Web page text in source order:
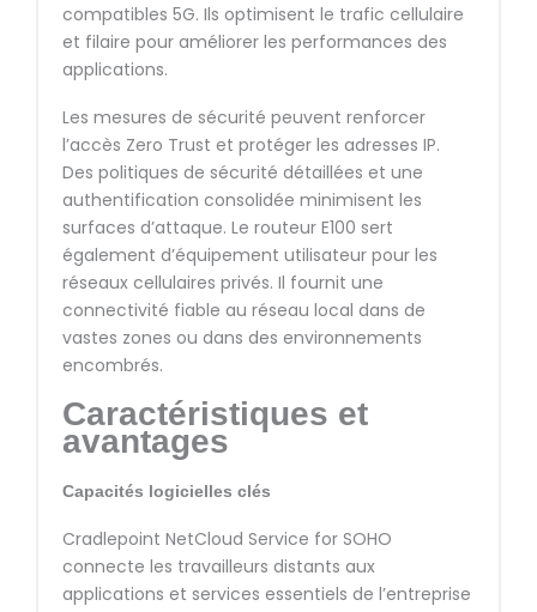
compatibles 5G. Ils optimisent le trafic cellulaire
et filaire pour améliorer les performances des
applications.
Les mesures de sécurité peuvent renforcer
l’accès Zero Trust et protéger les adresses IP.
Des politiques de sécurité détaillées et une
authentification consolidée minimisent les
surfaces d’attaque. Le routeur E100 sert
également d’équipement utilisateur pour les
réseaux cellulaires privés. Il fournit une
connectivité fiable au réseau local dans de
vastes zones ou dans des environnements
encombrés.
Caractéristiques et
avantages
Capacités logicielles clés
Cradlepoint NetCloud Service for SOHO
connecte les travailleurs distants aux
applications et services essentiels de l’entreprise